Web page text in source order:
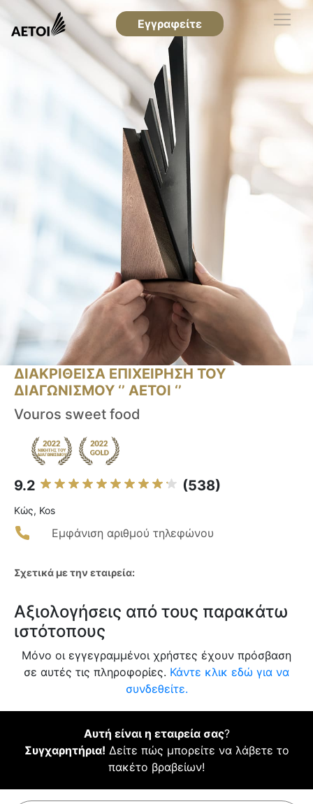
Εγγραφείτε
ΔΙΑΚΡΙΘΕΙΣΑ ΕΠΙΧΕΙΡΗΣΗ ΤΟΥ
ΔΙΑΓΩΝΙΣΜΟΥ ‘’ ΑΕΤΟΙ ‘’
Vouros sweet food
9.2 (538)
Κώς, Kos
Εμφάνιση αριθμού τηλεφώνου
Σχετικά με την εταιρεία:
Αξιολογήσεις από τους παρακάτω
ιστότοπους
Μόνο οι εγγεγραμμένοι χρήστες έχουν πρόσβαση
σε αυτές τις πληροφορίες. Κάντε κλικ εδώ για να
συνδεθείτε.
Αυτή είναι η εταιρεία σας?
Συγχαρητήρια! Δείτε πώς μπορείτε να λάβετε το
πακέτο βραβείων!